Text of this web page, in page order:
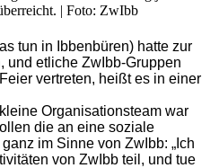
| Foto: ZwIbb
tun in Ibbenbüren) hatte zur
und etliche ZwIbb-Gruppen
vertreten, heißt es in einer
Organisationsteam war
die an eine soziale
im Sinne von ZwIbb: „Ich
von ZwIbb teil, und tue